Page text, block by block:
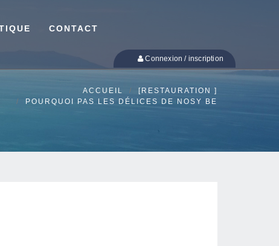
CONTACT
Connexion / inscription
ACCUEIL
[RESTAURATION ]
POURQUOI PAS LES DÉLICES DE NOSY BE